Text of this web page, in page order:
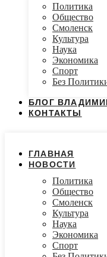
Политика
Общество
Смоленск
Культура
Наука
Экономика
Спорт
Без
БЛОГ
КОНТАКТЫ
ГЛАВНАЯ
НОВОСТИ
Политика
Общество
Смоленск
Культура
Наука
Экономика
Спорт